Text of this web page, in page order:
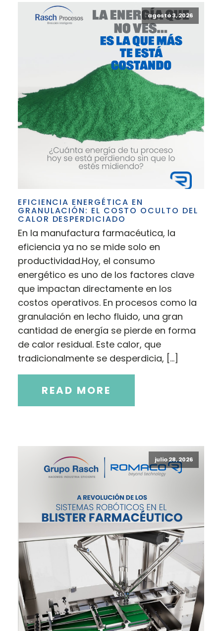
agosto 3, 2026
EFICIENCIA ENERGÉTICA EN
GRANULACIÓN: EL COSTO OCULTO DEL
CALOR DESPERDICIADO
En la manufactura farmacéutica, la
eficiencia ya no se mide solo en
productividad.Hoy, el consumo
energético es uno de los factores clave
que impactan directamente en los
costos operativos. En procesos como la
granulación en lecho fluido, una gran
cantidad de energía se pierde en forma
de calor residual. Este calor, que
tradicionalmente se desperdicia, […]
READ MORE
julio 28, 2026